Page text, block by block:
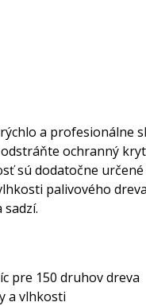
rýchlo a
ochranný
sú dodatočne
palivového
pre 150 druhov dreva
a vlhkosti